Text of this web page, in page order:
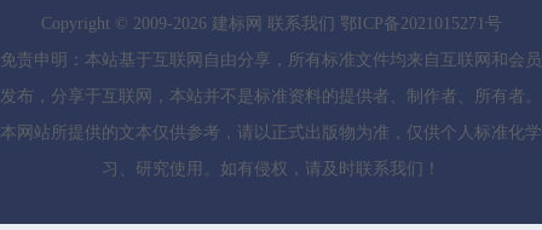
Copyright © 2009-2026 建标网 联系我们 鄂ICP备2021015271号
免责申明：本站基于互联网自由分享，所有标准文件均来自互联网和会员
发布，分享于互联网，本站并不是标准资料的提供者、制作者、所有者。
本网站所提供的文本仅供参考，请以正式出版物为准，仅供个人标准化学
习、研究使用。如有侵权，请及时联系我们！